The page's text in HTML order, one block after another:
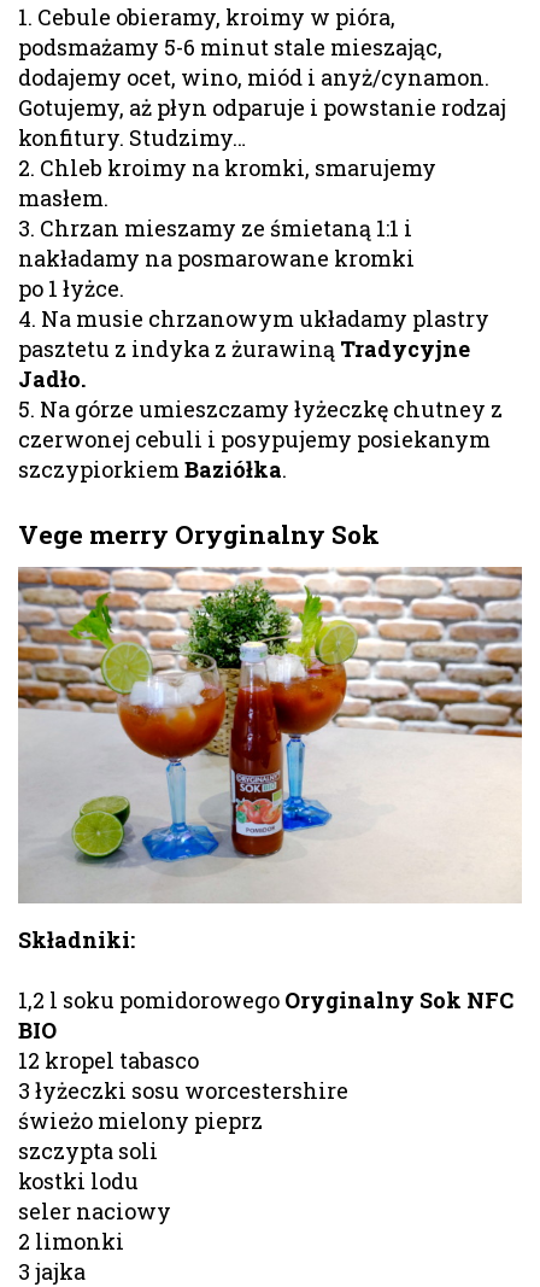
1. Cebule obieramy, kroimy w pióra,
podsmażamy 5-6 minut stale mieszając,
dodajemy ocet, wino, miód i anyż/cynamon.
Gotujemy, aż płyn odparuje i powstanie rodzaj
konfitury. Studzimy…
2. Chleb kroimy na kromki, smarujemy
masłem.
3. Chrzan mieszamy ze śmietaną 1:1 i
nakładamy na posmarowane kromki
po 1 łyżce.
4. Na musie chrzanowym układamy plastry
pasztetu z indyka z żurawiną Tradycyjne
Jadło.
5. Na górze umieszczamy łyżeczkę chutney z
czerwonej cebuli i posypujemy posiekanym
szczypiorkiemBaziółka.
Vege merry Oryginalny Sok
Składniki:
1,2 l soku pomidorowego Oryginalny Sok NFC
BIO
12 kropel tabasco
3 łyżeczki sosu worcestershire
świeżo mielony pieprz
szczypta soli
kostki lodu
seler naciowy
2 limonki
3 jajka